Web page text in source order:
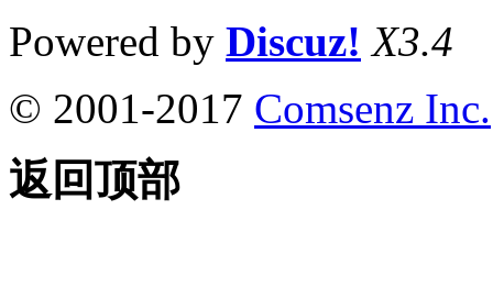
Powered by Discuz! X3.4
© 2001-2017 Comsenz Inc.
返回顶部